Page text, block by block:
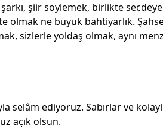
şiir söylemek, birlikte
olmak ne büyük bahtiyarlık.
sizlerle yoldaş olmak, aynı
selâm ediyoruz. Sabırlar ve
açık olsun.